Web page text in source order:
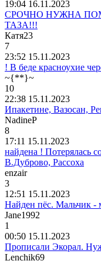
19:04 16.11.2023
СРОЧНО НУЖНА
ТАЗА!!!
Катя23
7
23:52 15.11.2023
! В беде красноухие
~{**}~
10
22:38 15.11.2023
Ипакетине, Вазосан,
NadineP
8
17:11 15.11.2023
найдена ! Потерялась
В.Дуброво, Рассоха
enzair
3
12:51 15.11.2023
Найден пёс. Мальчик -
Jane1992
1
00:50 15.11.2023
Прописали Экорал.
Lenchik69